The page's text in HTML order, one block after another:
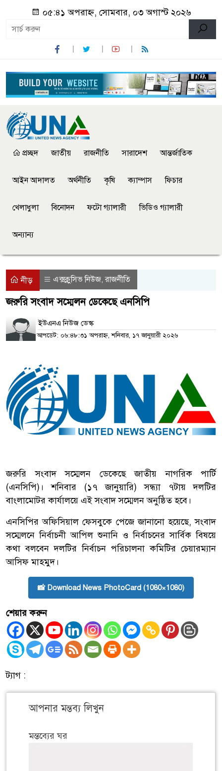
০৫:৪১ অপরাহ্ন, সোমবার, ০৩ অগাস্ট ২০২৬
প্রচ্ছদ জাতীয় রাজনীতি সারাদেশ আন্তর্জাতিক
আইন আদালত অর্থনীতি কৃষি ক্যাম্পাস ফিচার
খেলাধুলা বিনোদন ফটো গ্যালারী ভিডিও গ্যালারী
অন্যান্য
নীড় এক্সক্লুসিভ নিউজ,রাজনীতি
জরুরি সংবাদ সম্মেলন ডেকেছে এনসিপি
ইউএনএ নিউজ ডেস্ক
আপডেট: ০৬:৪৮:৩১ অপরাহ্ন, শনিবার, ১৭ জানুয়ারী ২০২৬
জরুরি সংবাদ সম্মেলন ডেকেছে জাতীয় নাগরিক পার্টি
(এনসিপি)। শনিবার (১৭ জানুয়ারি) সন্ধ্যা ৭টায় দলটির
বাংলামোটর কার্যালয়ে এই সংবাদ সম্মেলন অনুষ্ঠিত হবে।
এনসিপির অফিসিয়াল ফেসবুকে পেজে জানানো হয়েছে, সংবাদ
সম্মেলনে নির্বাচনী আপিল শুনানি ও নির্বাচনের সার্বিক বিষয়ে
কথা বলবেন দলটির নির্বাচন পরিচালনা কমিটির চেয়ারম্যান
আসিফ মাহমুদ।
📸 Download News PhotoCard (1080×1080)
শেয়ার করুন
ট্যাগ :
আপনার মন্তব্য লিখুন
মন্তব্যের ঘর